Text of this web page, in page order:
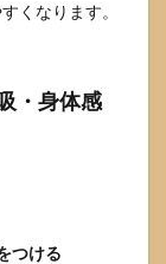
くなります。
・身体感
つける